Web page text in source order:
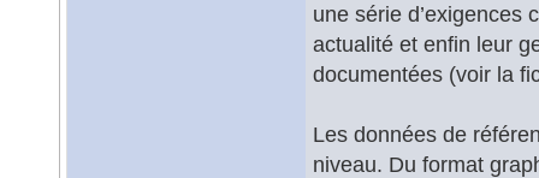
une série d’exigences
actualité et enfin leur
documentées (voir la
Les données de
niveau. Du format